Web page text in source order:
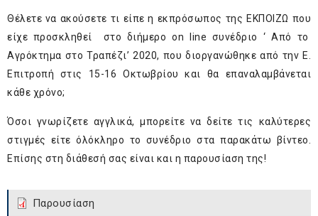
Θέλετε να ακούσετε τι είπε η εκπρόσωπος της ΕΚΠΟΙΖΩ που
είχε προσκληθεί στο διήμερο on line συνέδριο ‘ Από το
Αγρόκτημα στο Τραπέζι’ 2020, που διοργανώθηκε από την Ε.
Επιτροπή στις 15-16 Οκτωβρίου και θα επαναλαμβάνεται
κάθε χρόνο;
Όσοι γνωρίζετε αγγλικά, μπορείτε να δείτε τις καλύτερες
στιγμές είτε όλόκληρο το συνέδριο στα παρακάτω βίντεο.
Επίσης στη διάθεσή σας είναι και η παρουσίαση της!
Παρουσίαση